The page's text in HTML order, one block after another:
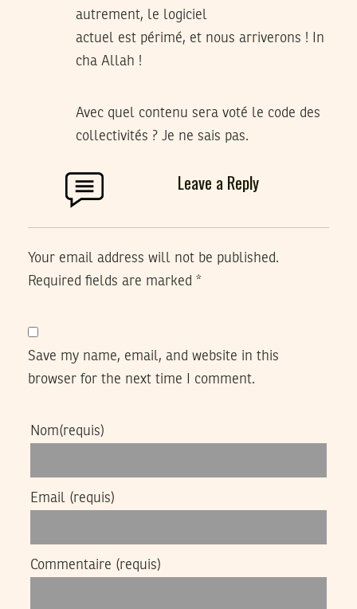
autrement, le logiciel
actuel est périmé, et nous arriverons ! In
cha Allah !
Avec quel contenu sera voté le code des
collectivités ? Je ne sais pas.
Leave a Reply
Your email address will not be published.
Required fields are marked *
Save my name, email, and website in this
browser for the next time I comment.
Nom(requis)
Email (requis)
Commentaire (requis)